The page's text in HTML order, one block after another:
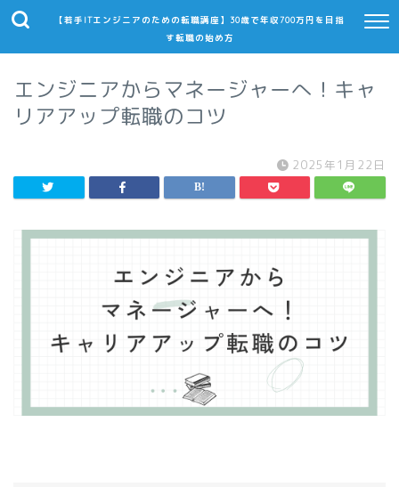
【若手ITエンジニアのための転職講座】30歳で年収700万円を目指
す転職の始め方
エンジニアからマネージャーへ！キャ
リアアップ転職のコツ
2025年1月22日